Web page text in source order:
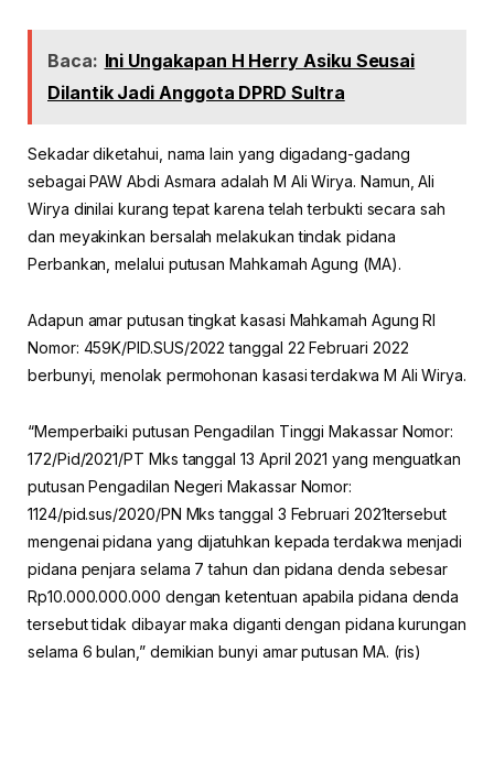
Baca: Ini Ungakapan H Herry Asiku Seusai
Dilantik Jadi Anggota DPRD Sultra
Sekadar diketahui, nama lain yang digadang-gadang
sebagai PAW Abdi Asmara adalah M Ali Wirya. Namun, Ali
Wirya dinilai kurang tepat karena telah terbukti secara sah
dan meyakinkan bersalah melakukan tindak pidana
Perbankan, melalui putusan Mahkamah Agung (MA).
Adapun amar putusan tingkat kasasi Mahkamah Agung RI
Nomor: 459K/PID.SUS/2022 tanggal 22 Februari 2022
berbunyi, menolak permohonan kasasi terdakwa M Ali Wirya.
“Memperbaiki putusan Pengadilan Tinggi Makassar Nomor:
172/Pid/2021/PT Mks tanggal 13 April 2021 yang menguatkan
putusan Pengadilan Negeri Makassar Nomor:
1124/pid.sus/2020/PN Mks tanggal 3 Februari 2021tersebut
mengenai pidana yang dijatuhkan kepada terdakwa menjadi
pidana penjara selama 7 tahun dan pidana denda sebesar
Rp10.000.000.000 dengan ketentuan apabila pidana denda
tersebut tidak dibayar maka diganti dengan pidana kurungan
selama 6 bulan,” demikian bunyi amar putusan MA. (ris)